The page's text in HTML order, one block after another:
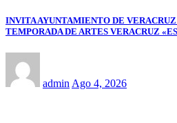
INVITA AYUNTAMIENTO DE
TEMPORADA DE ARTES VERACRUZ
admin Ago 4, 2026